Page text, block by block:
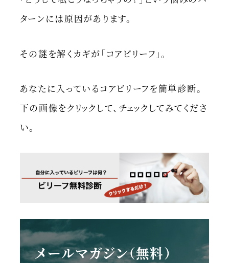
ターンには原因があります。
その謎を解くカギが「コアビリーフ」。
あなたに入っているコアビリーフを簡単診断。
下の画像をクリックして、チェックしてみてくださ
い。
メールマガジン（無料）